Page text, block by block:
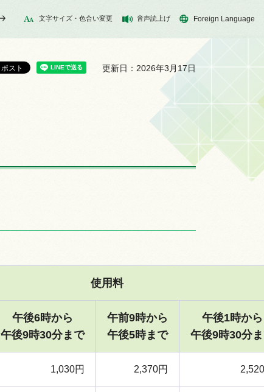
文字サイズ・色合い変更 音声読上げ Foreign Language
更新日：2026年3月17日
使用料
午後6時から
午後9時30分まで
午前9時から
午後5時まで
午後1時から
午後9時30分
1,030円 2,370円